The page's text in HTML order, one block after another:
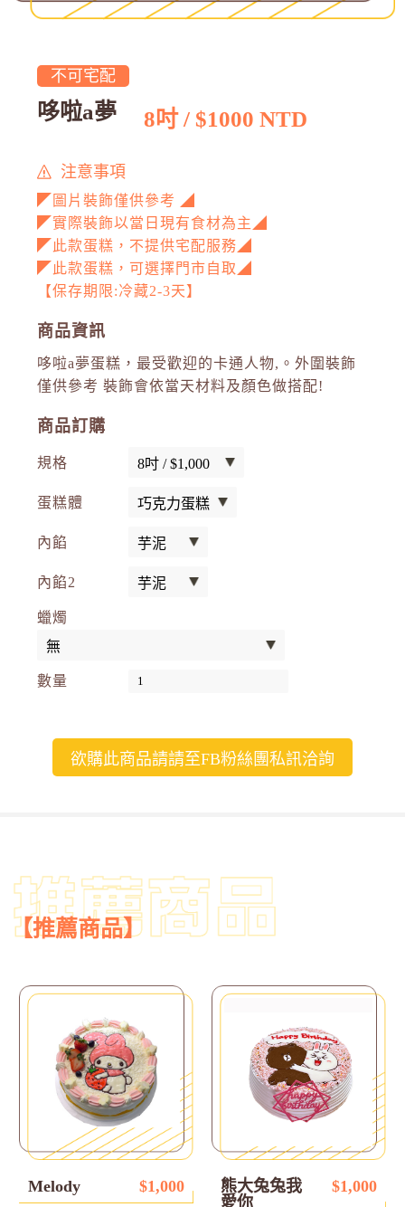
不可宅配
哆啦a夢 8吋 / $1000 NTD
注意事項
◤圖片裝飾僅供參考 ◢
◤實際裝飾以當日現有食材為主◢
◤此款蛋糕，不提供宅配服務◢
◤此款蛋糕，可選擇門市自取◢
【保存期限:冷藏2-3天】
商品資訊
哆啦a夢蛋糕，最受歡迎的卡通人物,。外圍裝飾
僅供參考 裝飾會依當天材料及顏色做搭配!
商品訂購
規格
蛋糕體
內餡
內餡2
蠟燭
數量
欲購此商品請請至FB粉絲團私訊洽詢
【推薦商品】
Melody $1,000
熊大兔兔我
愛你
$1,000